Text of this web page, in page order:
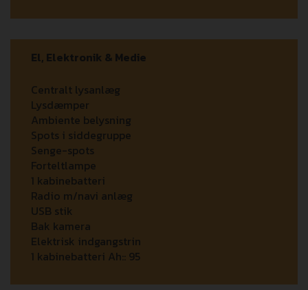
El, Elektronik & Medie
Centralt lysanlæg
Lysdæmper
Ambiente belysning
Spots i siddegruppe
Senge-spots
Forteltlampe
1 kabinebatteri
Radio m/navi anlæg
USB stik
Bak kamera
Elektrisk indgangstrin
1 kabinebatteri Ah:: 95